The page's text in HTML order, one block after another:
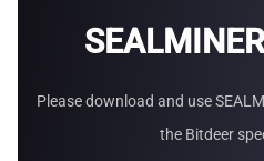
Please download and use
the Bitdeer